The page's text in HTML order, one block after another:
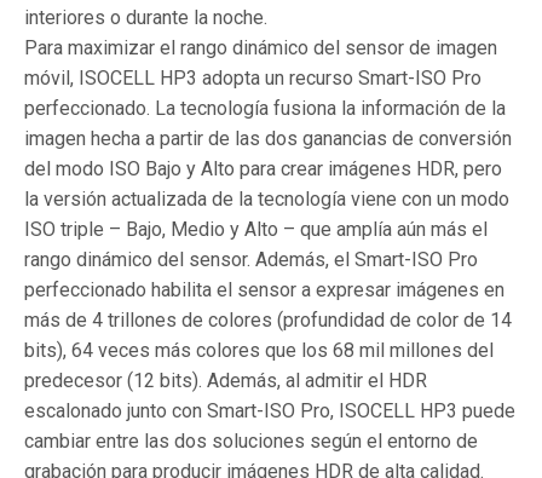
interiores o durante la noche.
Para maximizar el rango dinámico del sensor de imagen
móvil, ISOCELL HP3 adopta un recurso Smart-ISO Pro
perfeccionado. La tecnología fusiona la información de la
imagen hecha a partir de las dos ganancias de conversión
del modo ISO Bajo y Alto para crear imágenes HDR, pero
la versión actualizada de la tecnología viene con un modo
ISO triple – Bajo, Medio y Alto – que amplía aún más el
rango dinámico del sensor. Además, el Smart-ISO Pro
perfeccionado habilita el sensor a expresar imágenes en
más de 4 trillones de colores (profundidad de color de 14
bits), 64 veces más colores que los 68 mil millones del
predecesor (12 bits). Además, al admitir el HDR
escalonado junto con Smart-ISO Pro, ISOCELL HP3 puede
cambiar entre las dos soluciones según el entorno de
grabación para producir imágenes HDR de alta calidad.